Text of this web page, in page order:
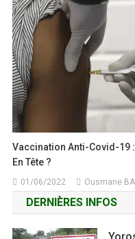
Vaccination Anti-Covid-19
En Tête ?
01/06/2022 Ousmane
DERNIÈRES INFOS